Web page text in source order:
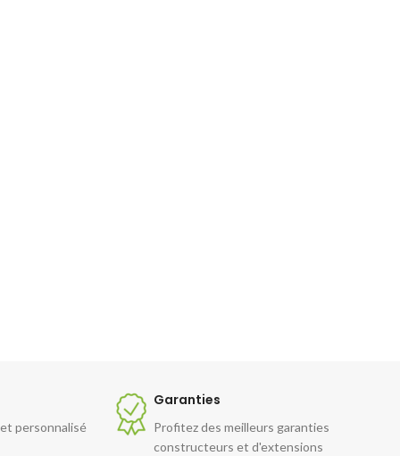
personnalisé
Garanties
Profitez des meilleurs garanties
constructeurs et d'extensions